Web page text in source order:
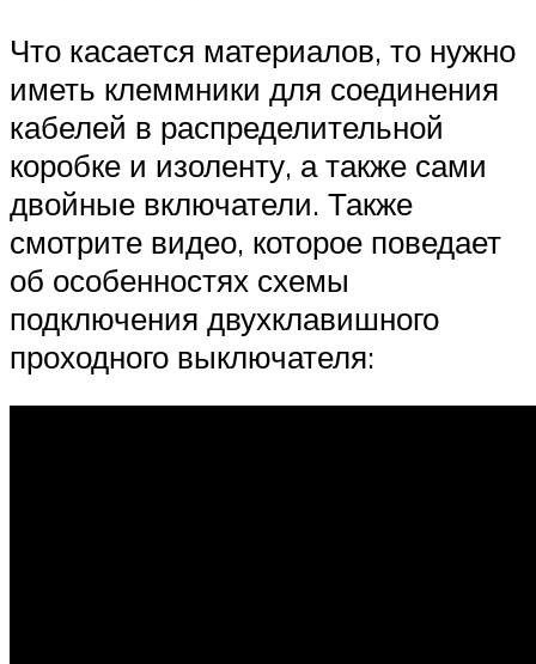
Что касается материалов, то нужно
иметь клеммники для соединения
кабелей в распределительной
коробке и изоленту, а также сами
двойные включатели. Также
смотрите видео, которое поведает
об особенностях схемы
подключения двухклавишного
проходного выключателя: